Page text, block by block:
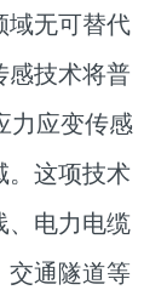
域无可替代
感技术将普
力应变传感
。这项技术
、电力电缆
交通隧道等